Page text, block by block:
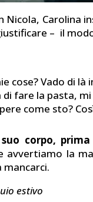
Nicola, Carolina
– il
cose? Vado di là
fare la pasta, mi
come sto?
corpo,
avvertiamo la
mancarci.
estivo